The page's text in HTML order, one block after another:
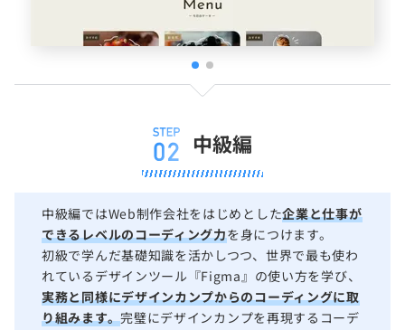
中級編
中級編ではWeb制作会社をはじめとした企業と仕事が
できるレベルのコーディング力を身につけます。
初級で学んだ基礎知識を活かしつつ、世界で最も使わ
れているデザインツール『Figma』の使い方を学び、
実務と同様にデザインカンプからのコーディングに取
り組みます。完璧にデザインカンプを再現するコーデ